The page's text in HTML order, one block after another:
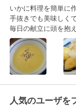
いかに料理を簡単に
手抜きでも美味しく
毎日の献立に頭を抱
人気のユーザを